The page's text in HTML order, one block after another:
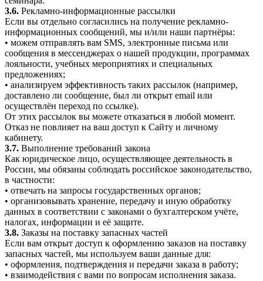
3.6. Рекламно-информационные рассылки
Если вы отдельно согласились на получение рекламно-
информационных сообщений, мы и/или наши партнёры:
• можем отправлять вам SMS, электронные письма или
сообщения в мессенджерах о нашей продукции, программах
лояльности, учебных мероприятиях и специальных
предложениях;
• анализируем эффективность таких рассылок (например,
доставлено ли сообщение, был ли открыт email или
осуществлён переход по ссылке).
От этих рассылок вы можете отказаться в любой момент.
Отказ не повлияет на ваш доступ к Сайту и личному
кабинету.
3.7. Выполнение требований закона
Как юридическое лицо, осуществляющее деятельность в
России, мы обязаны соблюдать российское законодательство,
в частности:
• отвечать на запросы государственных органов;
• организовывать хранение, передачу и иную обработку
данных в соответствии с законами о бухгалтерском учёте,
налогах, информации и её защите.
3.8. Заказы на поставку запасных частей
Если вам открыт доступ к оформлению заказов на поставку
запасных частей, мы используем ваши данные для:
• оформления, подтверждения и передачи заказа в работу;
• взаимодействия с вами по вопросам исполнения заказа.